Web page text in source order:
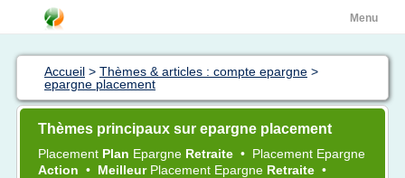
Menu
Accueil > Thèmes & articles : compte epargne >
epargne placement
Thèmes principaux sur epargne placement
Placement Plan Epargne Retraite • Placement Epargne
Action • Meilleur Placement Epargne Retraite •